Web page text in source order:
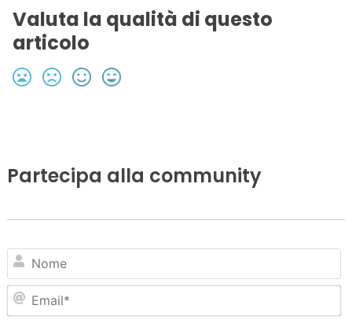
Valuta la qualità di questo
articolo
Partecipa alla community